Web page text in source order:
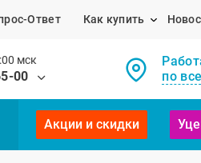
Ответ Как купить
мск
00
по
Акции и скидки